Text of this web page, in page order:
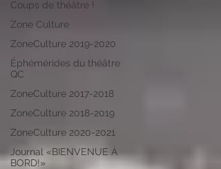
Coups de théâtre !
Zone Culture
ZoneCulture 2019-2020
Éphémérides du théâtre
QC
ZoneCulture 2017-2018
ZoneCulture 2018-2019
ZoneCulture 2020-2021
Journal «BIENVENUE À
BORD!»